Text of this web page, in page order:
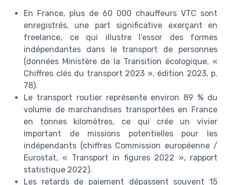
En France, plus de 60 000 chauffeurs VTC sont
enregistrés, une part significative exerçant en
freelance, ce qui illustre l’essor des formes
indépendantes dans le transport de personnes
(données Ministère de la Transition écologique, «
Chiffres clés du transport 2023 », édition 2023, p.
78).
Le transport routier représente environ 89 % du
volume de marchandises transportées en France
en tonnes kilomètres, ce qui crée un vivier
important de missions potentielles pour les
indépendants (chiffres Commission européenne /
Eurostat, « Transport in figures 2022 », rapport
statistique 2022).
Les retards de paiement dépassent souvent 15